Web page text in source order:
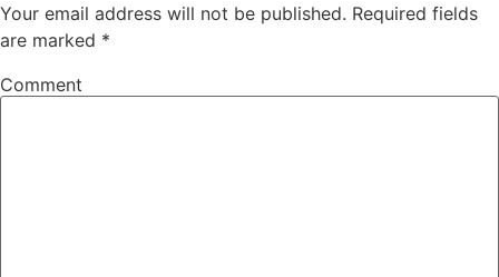
Your email address will not be published. Required fields
are marked *
Comment